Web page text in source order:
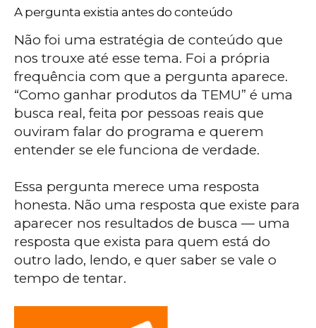
A pergunta existia antes do conteúdo
Não foi uma estratégia de conteúdo que
nos trouxe até esse tema. Foi a própria
frequência com que a pergunta aparece.
“Como ganhar produtos da TEMU” é uma
busca real, feita por pessoas reais que
ouviram falar do programa e querem
entender se ele funciona de verdade.
Essa pergunta merece uma resposta
honesta. Não uma resposta que existe para
aparecer nos resultados de busca — uma
resposta que exista para quem está do
outro lado, lendo, e quer saber se vale o
tempo de tentar.